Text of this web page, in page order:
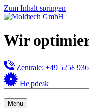
Zum Inhalt springen
Wir
Zentrale: +49 5258
Helpdesk
Menu